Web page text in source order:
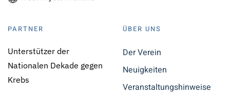
PARTNER
Unterstützer der
Nationalen Dekade gegen
Krebs
ÜBER UNS
Der Verein
Neuigkeiten
Veranstaltungshinweise